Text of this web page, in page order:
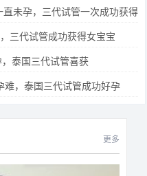
未孕，三代试管一次成功获得
三代试管成功获得女宝宝
泰国三代试管喜获
难，泰国三代试管成功好孕
更多